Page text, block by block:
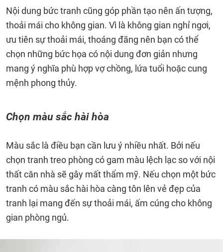
Nội dung bức tranh cũng góp phần tạo nên ấn tượng,
thoải mái cho không gian. Vì là không gian nghỉ ngơi,
ưu tiên sự thoải mái, thoáng đãng nên bạn có thể
chọn những bức họa có nội dung đơn giản nhưng
mang ý nghĩa phù hợp vợ chồng, lứa tuổi hoặc cung
mệnh phong thủy.
Chọn màu sắc hài hòa
Màu sắc là điều bạn cần lưu ý nhiều nhất. Bởi nếu
chọn tranh treo phòng có gam màu lệch lạc so với nội
thất căn nhà sẽ gây mất thẩm mỹ. Nếu chọn một bức
tranh có màu sắc hài hòa càng tôn lên vẻ đẹp của
tranh lại mang đến sự thoải mái, ấm cúng cho không
gian phòng ngủ.